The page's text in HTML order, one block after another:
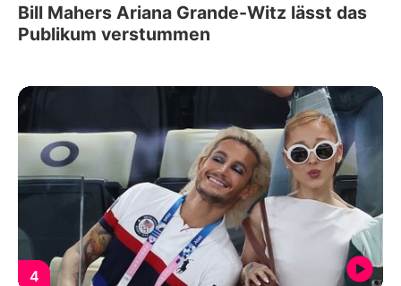
Bill Mahers Ariana Grande-Witz lässt das
Publikum verstummen
4